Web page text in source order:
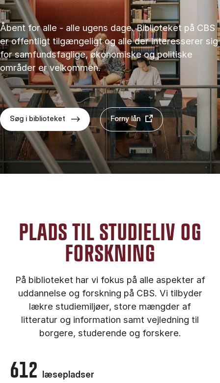
Åbent for alle - alle ugens dage. Biblioteket på CBS
er offentligt tilgængeligt og alle der interesserer sig
for samfundsfaglige, økonomiske og politiske
områder er velkommen.
Søg i biblioteket Forny lån
PLADS TIL STUDIELIV OG
FORSKNING
På biblioteket har vi fokus på alle aspekter af
uddannelse og forskning på CBS. Vi tilbyder
lækre studiemiljøer, store mængder af
litteratur og information samt vejledning til
borgere, studerende og forskere.
612 læsepladser